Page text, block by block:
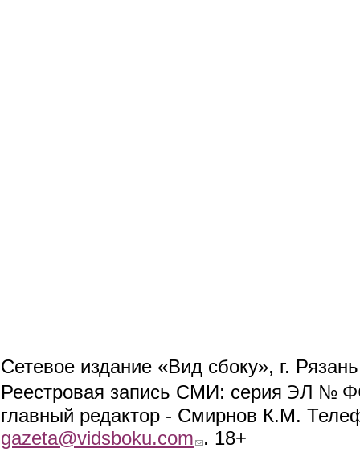
Сетевое издание «Вид сбоку», г.
Реестровая запись СМИ: серия ЭЛ №
главный редактор - Смирнов К.М.
gazeta@vidsboku.com (link sends e-mail)
. 18+